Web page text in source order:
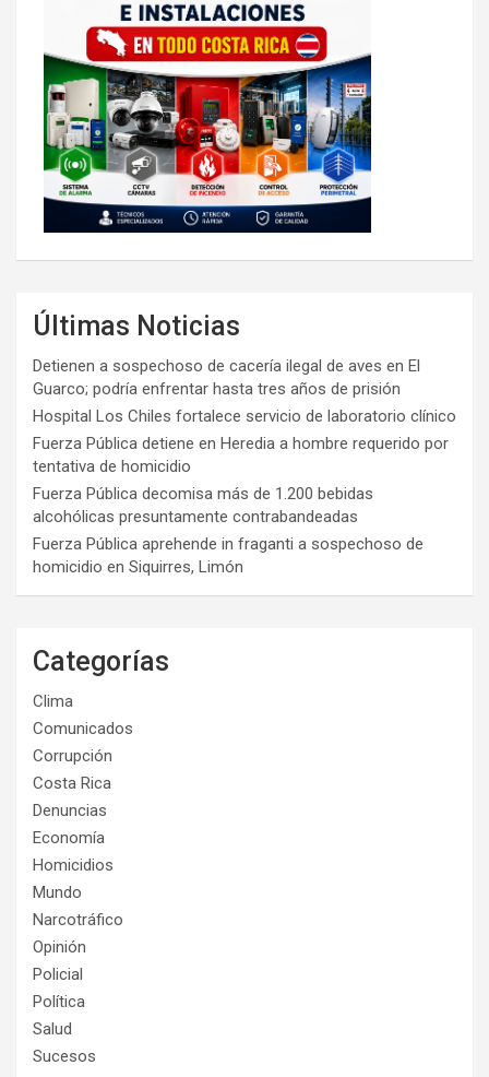
Últimas Noticias
Detienen a sospechoso de cacería ilegal de aves en El
Guarco; podría enfrentar hasta tres años de prisión
Hospital Los Chiles fortalece servicio de laboratorio clínico
Fuerza Pública detiene en Heredia a hombre requerido por
tentativa de homicidio
Fuerza Pública decomisa más de 1.200 bebidas
alcohólicas presuntamente contrabandeadas
Fuerza Pública aprehende in fraganti a sospechoso de
homicidio en Siquirres, Limón
Categorías
Clima
Comunicados
Corrupción
Costa Rica
Denuncias
Economía
Homicidios
Mundo
Narcotráfico
Opinión
Policial
Política
Salud
Sucesos